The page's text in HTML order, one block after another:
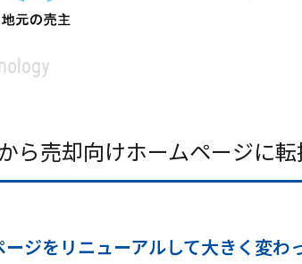
ら売却向けホームページに
ジをリニューアルして大きく変わ